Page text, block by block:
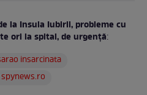
la Insula Iubirii, probleme cu
ori la spital, de urgență:
insarcinata